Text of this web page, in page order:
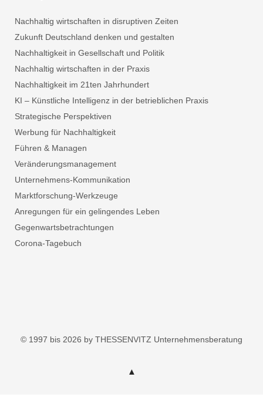
Nachhaltig wirtschaften in disruptiven Zeiten
Zukunft Deutschland denken und gestalten
Nachhaltigkeit in Gesellschaft und Politik
Nachhaltig wirtschaften in der Praxis
Nachhaltigkeit im 21ten Jahrhundert
KI – Künstliche Intelligenz in der betrieblichen Praxis
Strategische Perspektiven
Werbung für Nachhaltigkeit
Führen & Managen
Veränderungsmanagement
Unternehmens-Kommunikation
Marktforschung-Werkzeuge
Anregungen für ein gelingendes Leben
Gegenwartsbetrachtungen
Corona-Tagebuch
© 1997 bis 2026 by THESSENVITZ Unternehmensberatung